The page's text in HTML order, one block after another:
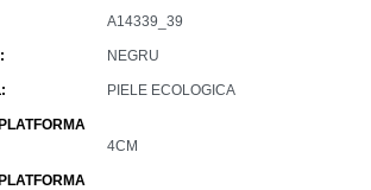
A14339_39
NEGRU
PIELE ECOLOGICA
4CM